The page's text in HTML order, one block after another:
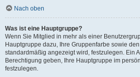
Nach oben
Was ist eine Hauptgruppe?
Wenn Sie Mitglied in mehr als einer
Hauptgruppe dazu, Ihre Gruppenfarbe sowie
standardmäßig angezeigt wird, festzulegen. Ein
Berechtigung geben, Ihre Hauptgruppe im
festzulegen.